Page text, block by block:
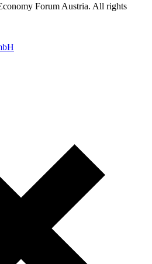
Forum Austria. All rights